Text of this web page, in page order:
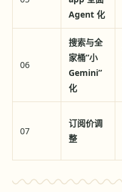
Agent 化
06
搜索与全
家桶”小
Gemini”
化
07
订阅价调
整